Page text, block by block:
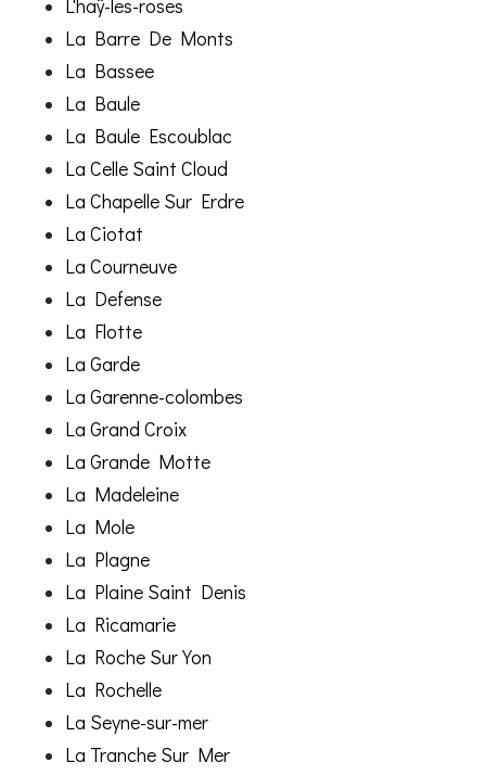
L'haÿ-les-roses
La Barre De Monts
La Bassee
La Baule
La Baule Escoublac
La Celle Saint Cloud
La Chapelle Sur Erdre
La Ciotat
La Courneuve
La Defense
La Flotte
La Garde
La Garenne-colombes
La Grand Croix
La Grande Motte
La Madeleine
La Mole
La Plagne
La Plaine Saint Denis
La Ricamarie
La Roche Sur Yon
La Rochelle
La Seyne-sur-mer
La Tranche Sur Mer